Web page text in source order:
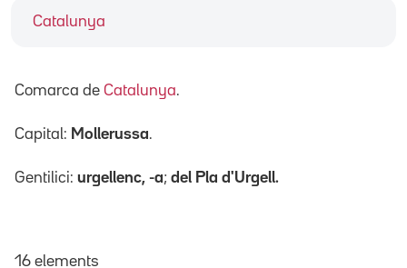
Catalunya
Comarca de Catalunya.
Capital: Mollerussa.
Gentilici: urgellenc, -a; del Pla d'Urgell.
16 elements